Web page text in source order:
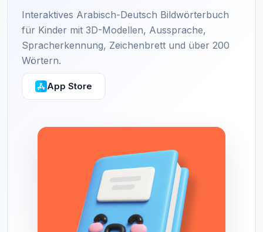
Interaktives Arabisch-Deutsch Bildwörterbuch
für Kinder mit 3D-Modellen, Aussprache,
Spracherkennung, Zeichenbrett und über 200
Wörtern.
App Store